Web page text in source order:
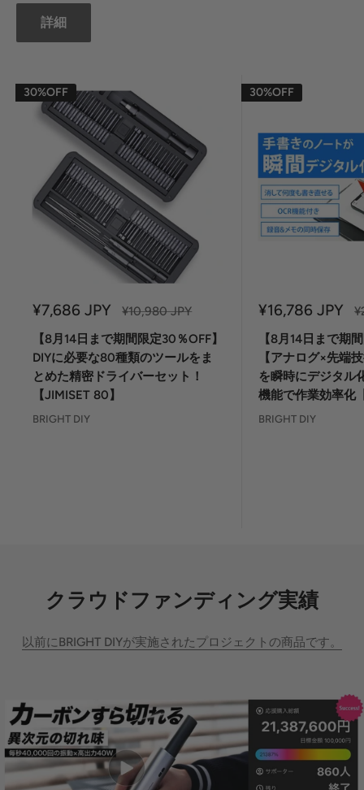
詳細
30%OFF
セ
ル
価
格
¥7,686 JPY
定
¥10,980 JPY
【8月14日まで期間限定30％OFF】
DIYに必要な80種類のツールをま
とめた精密ドライバーセット！
【JIMISET 80】
BRIGHT DIY
30%OFF
セ
ル
価
格
¥16,786 JPY
【8月14日まで期
【アナログ×先端
を瞬時にデジタル
機能で作業効率化
BRIGHT DIY
クラウドファンディング実績
以前にBRIGHT DIYが実施されたプロジェクトの商品です。